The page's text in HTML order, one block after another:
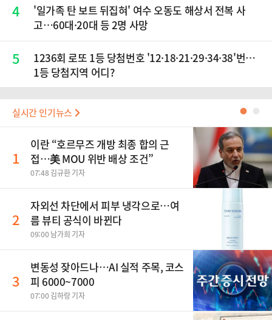
4
'일가족 탄 보트 뒤집혀' 여수 오동도 해상서 전복 사
고…60대·20대 등 2명 사망
5
1236회 로또 1등 당첨번호 '12·18·21·29·34·38'번…
1등 당첨지역 어디?
실시간 인기뉴스 ●
1
이란 “호르무즈 개방 최종 합의 근
접…美 MOU 위반 배상 조건”
07:48 김규환 기자
2
자외선 차단에서 피부 냉각으로…여
름 뷰티 공식이 바뀐다
09:00 남가희 기자
3
변동성 잦아드나…AI 실적 주목, 코스
피 6000~7000
07:00 김하랑 기자